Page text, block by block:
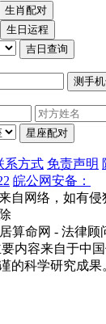
系方式 免责声明
皖公网安备：
自网络，如有侵
算命网 - 法律
内容来自于中
的科学研究成